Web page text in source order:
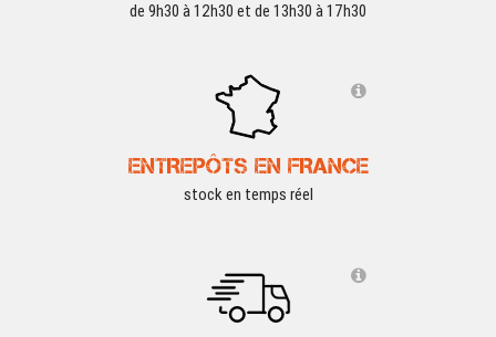
de 9h30 à 12h30 et de 13h30 à 17h30
ENTREPÔTS EN FRANCE
stock en temps réel